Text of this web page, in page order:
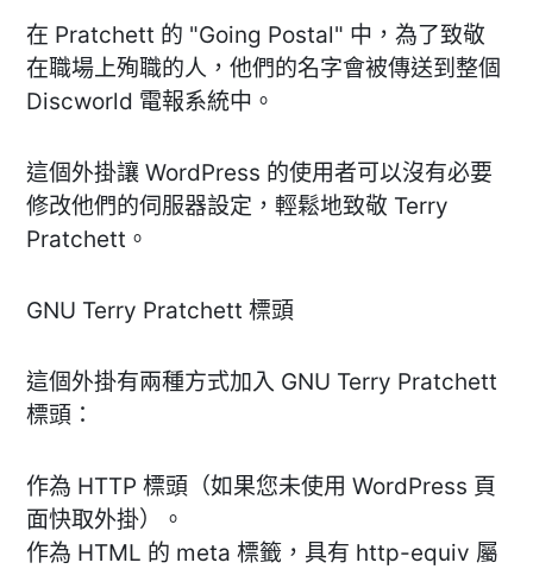
在 Pratchett 的 "Going Postal" 中，為了致敬
在職場上殉職的人，他們的名字會被傳送到整個
Discworld 電報系統中。
這個外掛讓 WordPress 的使用者可以沒有必要
修改他們的伺服器設定，輕鬆地致敬 Terry
Pratchett。
GNU Terry Pratchett 標頭
這個外掛有兩種方式加入 GNU Terry Pratchett
標頭：
作為 HTTP 標頭（如果您未使用 WordPress 頁
面快取外掛）。
作為 HTML 的 meta 標籤，具有 http-equiv 屬